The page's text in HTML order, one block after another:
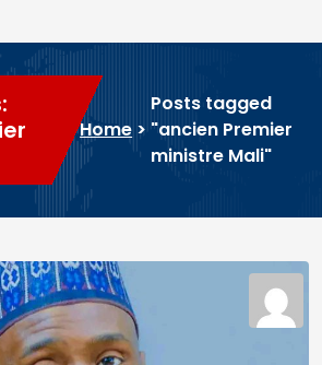
Home >
Posts tagged
"ancien Premier
ministre Mali"